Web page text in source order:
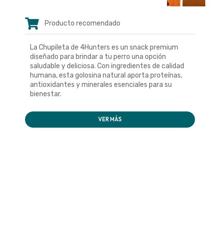
Producto recomendado
La Chupileta de 4Hunters es un snack premium
diseñado para brindar a tu perro una opción
saludable y deliciosa. Con ingredientes de calidad
humana, esta golosina natural aporta proteínas,
antioxidantes y minerales esenciales para su
bienestar.
VER MÁS